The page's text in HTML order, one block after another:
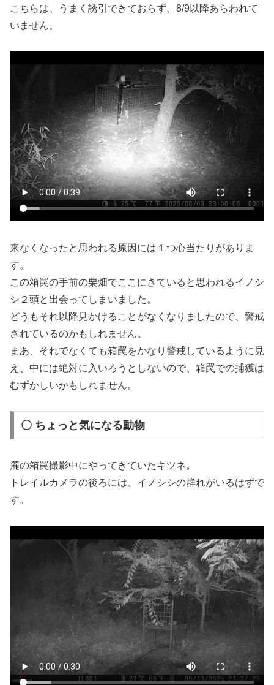
こちらは、うまく誘引できておらず、8/9以降あらわれて
いません。
来なくなったと思われる原因には１つ心当たりがありま
す。
この箱罠の手前の栗畑でここにきていると思われるイノシ
シ２頭と出会ってしまいました。
どうもそれ以降見かけることがなくなりましたので、警戒
されているのかもしれません。
まあ、それでなくても箱罠をかなり警戒しているように見
え、中には絶対に入いろうとしないので、箱罠での捕獲は
むずかしいかもしれません。
〇 ちょっと気になる動物
麓の箱罠撮影中にやってきていたキツネ。
トレイルカメラの後ろには、イノシシの群れがいるはずで
す。